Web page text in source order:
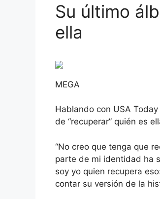
Su último
ella
MEGA
Hablando con USA
de “recuperar” quién es
“No creo que tenga que
parte de mi identidad ha
soy yo quien recupera
contar su versión de la